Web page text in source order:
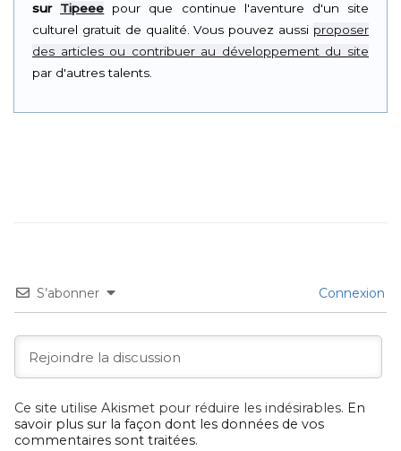
sur Tipeee pour que continue l'aventure d'un site
culturel gratuit de qualité. Vous pouvez aussi proposer
des articles ou contribuer au développement du site
par d'autres talents.
S’abonner Connexion
Ce site utilise Akismet pour réduire les indésirables. En
savoir plus sur la façon dont les données de vos
commentaires sont traitées.